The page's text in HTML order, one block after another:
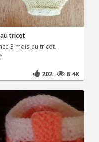
tricot
3 mois au tricot.
202 8.4K